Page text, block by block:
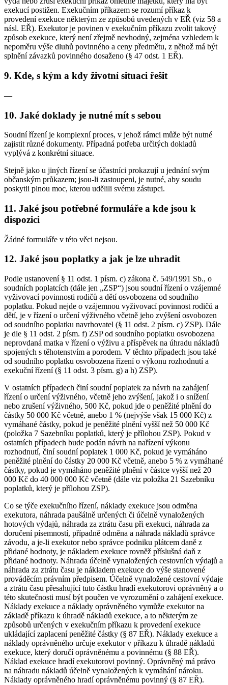
exekucí postižen. Exekučním příkazem se rozumí příkaz k
provedení exekuce některým ze způsobů uvedených v EŘ (viz 58 a
násl. EŘ). Exekutor je povinen v exekučním příkazu zvolit takový
způsob exekuce, který není zřejmě nevhodný, zejména vzhledem k
nepoměru výše dluhů povinného a ceny předmětu, z něhož má být
splnění závazků povinného dosaženo (§ 47 odst. 1 EŘ).
9. Kde, s kým a kdy životní situaci řešit
—
10. Jaké doklady je nutné mít s sebou
Soudní řízení je komplexní proces, v jehož rámci může být nutné
zajistit různé dokumenty. Případná potřeba určitých dokladů
vyplývá z konkrétní situace.
Stejně jako u jiných řízení se účastníci prokazují u jednání svým
občanským průkazem; jsou-li zastoupeni, je nutné, aby soudu
poskytli plnou moc, kterou udělili svému zástupci.
11. Jaké jsou potřebné formuláře a kde jsou k
dispozici
Žádné formuláře v této věci nejsou.
12. Jaké jsou poplatky a jak je lze uhradit
Podle ustanovení § 11 odst. 1 písm. c) zákona č. 549/1991 Sb., o
soudních poplatcích (dále jen „ZSP“) jsou soudní řízení o vzájemné
vyživovací povinnosti rodičů a dětí osvobozena od soudního
poplatku. Pokud nejde o vzájemnou vyživovací povinnost rodičů a
dětí, je v řízení o určení výživného včetně jeho zvýšení osvobozen
od soudního poplatku navrhovatel (§ 11 odst. 2 písm. c) ZSP). Dále
je dle § 11 odst. 2 písm. f) ZSP od soudního poplatku osvobozena
neprovdaná matka v řízení o výživu a příspěvek na úhradu nákladů
spojených s těhotenstvím a porodem. V těchto případech jsou také
od soudního poplatku osvobozena řízení o výkonu rozhodnutí a
exekuční řízení (§ 11 odst. 3 písm. g) a h) ZSP).
V ostatních případech činí soudní poplatek za návrh na zahájení
řízení o určení výživného, včetně jeho zvýšení, jakož i o snížení
nebo zrušení výživného, 500 Kč, pokud jde o peněžité plnění do
částky 50 000 Kč včetně, anebo 1 % (nejvýše však 15 000 Kč) z
vymáhané částky, pokud je peněžité plnění vyšší než 50 000 Kč
(položka 7 Sazebníku poplatků, který je přílohou ZSP). Pokud v
ostatních případech bude podán návrh na nařízení výkonu
rozhodnutí, činí soudní poplatek 1 000 Kč, pokud je vymáháno
peněžité plnění do částky 20 000 Kč včetně, anebo 5 % z vymáhané
částky, pokud je vymáháno peněžité plnění v částce vyšší než 20
000 Kč do 40 000 000 Kč včetně (dále viz položka 21 Sazebníku
poplatků, který je přílohou ZSP).
Co se týče exekučního řízení, náklady exekuce jsou odměna
exekutora, náhrada paušálně určených či účelně vynaložených
hotových výdajů, náhrada za ztrátu času při exekuci, náhrada za
doručení písemností, případně odměna a náhrada nákladů správce
závodu, a je-li exekutor nebo správce podniku plátcem daně z
přidané hodnoty, je nákladem exekuce rovněž příslušná daň z
přidané hodnoty. Náhrada účelně vynaložených cestovních výdajů a
náhrada za ztrátu času je nákladem exekuce do výše stanovené
prováděcím právním předpisem. Účelně vynaložené cestovní výdaje
a ztrátu času přesahující tuto částku hradí exekutorovi oprávněný a o
této skutečnosti musí být poučen ve vyrozumění o zahájení exekuce.
Náklady exekuce a náklady oprávněného vymůže exekutor na
základě příkazu k úhradě nákladů exekuce, a to některým ze
způsobů určených v exekučním příkazu k provedení exekuce
ukládající zaplacení peněžité částky (§ 87 EŘ). Náklady exekuce a
náklady oprávněného určuje exekutor v příkazu k úhradě nákladů
exekuce, který doručí oprávněnému a povinnému (§ 88 EŘ).
Náklad exekuce hradí exekutorovi povinný. Oprávněný má právo
na náhradu nákladů účelně vynaložených k vymáhání nároku.
Náklady oprávněného hradí oprávněnému povinný (§ 87 EŘ).